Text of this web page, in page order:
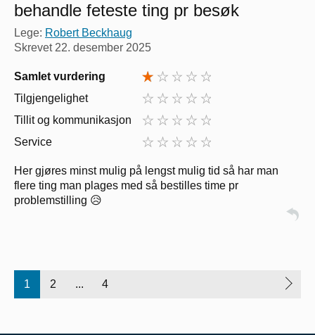
behandle feteste ting pr besøk
Lege: Robert Beckhaug
Skrevet 22. desember 2025
Samlet vurdering
Tilgjengelighet
Tillit og kommunikasjon
Service
Her gjøres minst mulig på lengst mulig tid så har man
flere ting man plages med så bestilles time pr
problemstilling 😥
1 2 ... 4